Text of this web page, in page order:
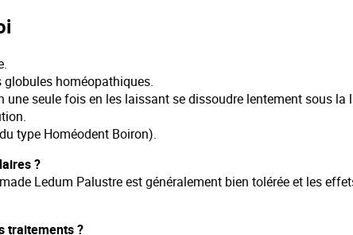
globules homéopathiques.
seule fois en les laissant se dissoudre lentement sous la
type Homéodent Boiron).
?
Ledum Palustre est généralement bien tolérée et les
traitements ?